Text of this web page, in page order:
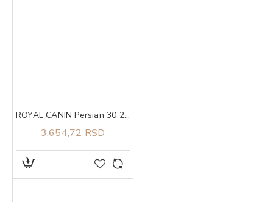
ROYAL CANIN Persian 30 2kg
3.654,72 RSD